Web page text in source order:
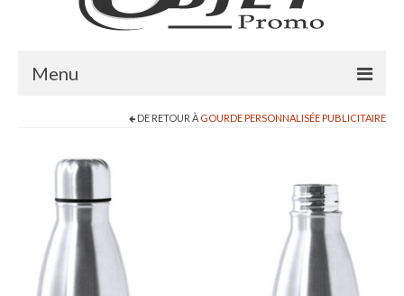
Menu
Goodies & Objet Publicitaire
T-shirt Personnalisé
Goodies été loisirs vacances
Maison & Cuisine
Accessoires cuisine personnalisés
DE RETOUR À GOURDE PERSONNALISÉE PUBLICITAIRE